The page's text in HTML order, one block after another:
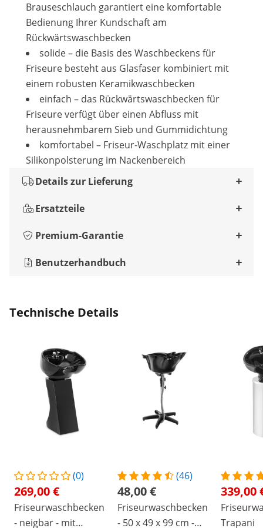
Brauseschlauch garantiert eine komfortable
Bedienung Ihrer Kundschaft am
Rückwärtswaschbecken
solide – die Basis des Waschbeckens für
Friseure besteht aus Glasfaser kombiniert mit
einem robusten Keramikwaschbecken
einfach – das Rückwärtswaschbecken für
Friseure verfügt über einen Abfluss mit
herausnehmbarem Sieb und Gummidichtung
komfortabel – Friseur-Waschplatz mit einer
Silikonpolsterung im Nackenbereich
Details zur Lieferung
Ersatzteile
Premium-Garantie
Benutzerhandbuch
Technische Details
(0)
269,00 €
Friseurwaschbecken
- neigbar - mit
(46)
48,00 €
Friseurwaschbecken
- 50 x 49 x 99 cm -
339,00
Trapani